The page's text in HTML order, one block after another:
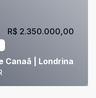
Canaã | Londrina
R$ 2.350.000,00